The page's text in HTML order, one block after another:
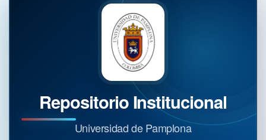
Repositorio Institucional
Universidad de Pamplona